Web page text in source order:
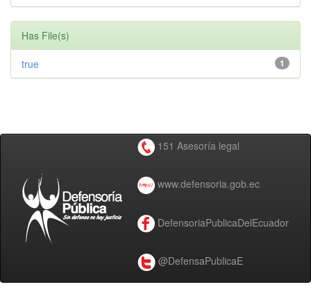
Has File(s)
1
true
151 Asesoría legal
www.defensoria.gob.ec
DefensoriaPublicaDelEcuador
@DefensaPublicaE